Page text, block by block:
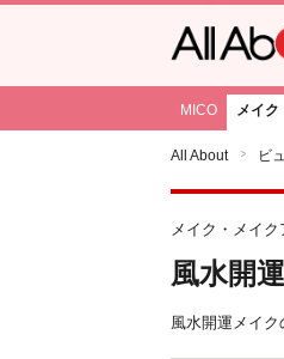
MICO メイク
All About ビ
メイク・メイク
風水開
風水開運メイク